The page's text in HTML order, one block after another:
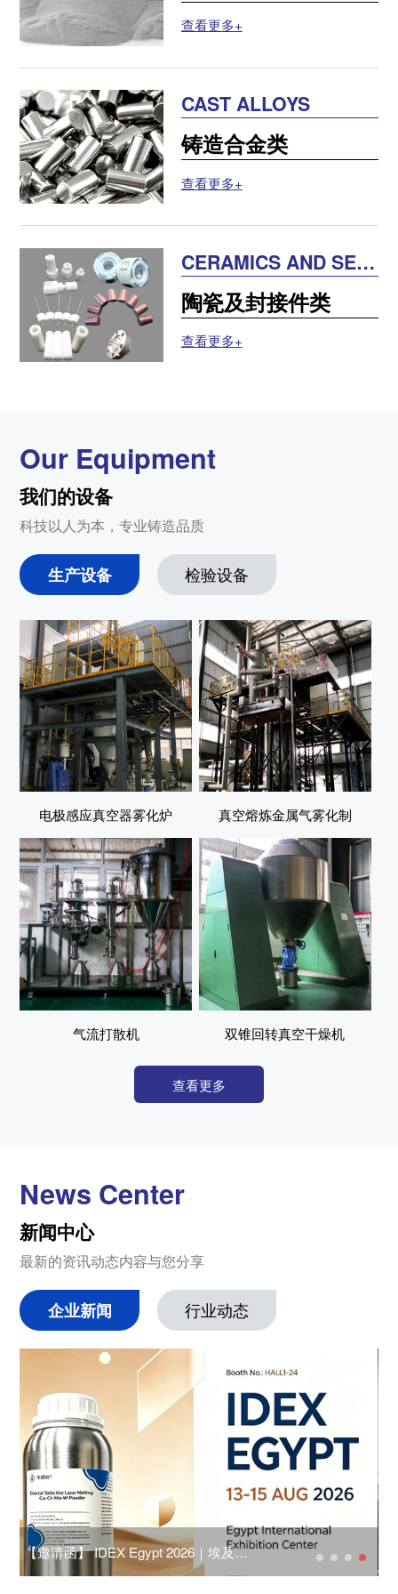
查看更多+
CAST ALLOYS
铸造合金类
查看更多+
CERAMICS AND SEA
LING PARTS
陶瓷及封接件类
查看更多+
Our Equipment
我们的设备
科技以人为本，专业铸造品质
生产设备 检验设备
电极感应真空器雾化炉
真空熔炼金属气雾化制
粉炉
气流打散机 双锥回转真空干燥机
查看更多
News Center
新闻中心
最新的资讯动态内容与您分享
企业新闻 行业动态
【邀请函】 IDEX Egypt 2026｜埃及国